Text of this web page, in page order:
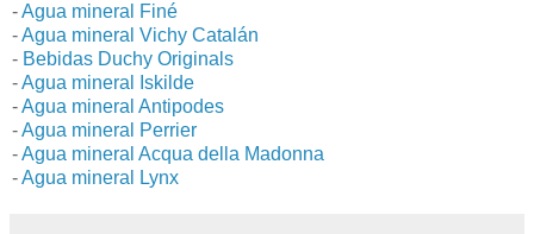
-Agua mineral Finé
-Agua mineral Vichy Catalán
- Bebidas Duchy Originals
-Agua mineral Iskilde
-Agua mineral Antipodes
-Agua mineral Perrier
-Agua mineral Acqua della Madonna
-Agua mineral Lynx